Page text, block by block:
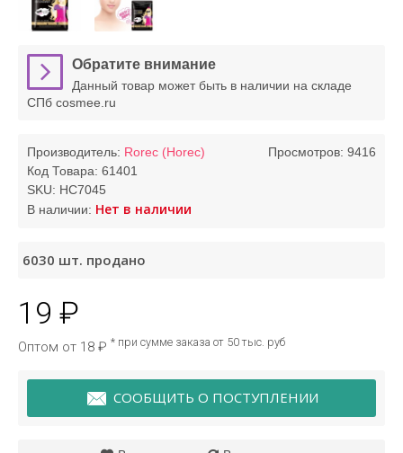
Обратите внимание
Данный товар может быть в наличии на складе
СПб cosmee.ru
Просмотров: 9416
Производитель: Rorec (Horec)
Код Товара: 61401
SKU: HC7045
В наличии: Нет в наличии
6030 шт. продано
19 ₽
Оптом от 18 ₽ * при сумме заказа от 50 тыс. руб
СООБЩИТЬ О ПОСТУПЛЕНИИ